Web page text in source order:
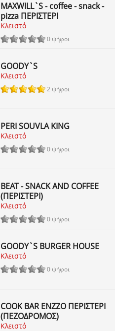
MAXWILL`S - coffee - snack -
pizza ΠΕΡΙΣΤΕΡΙ
Κλειστό
0 ψήφοι
GOODY`S
Κλειστό
2 ψήφοι
PERI SOUVLA KING
Κλειστό
0 ψήφοι
BEAT - SNACK AND COFFEE
(ΠΕΡΙΣΤΕΡΙ)
Κλειστό
0 ψήφοι
GOODY`S BURGER HOUSE
Κλειστό
0 ψήφοι
COOK BAR ENZZO ΠΕΡΙΣΤΕΡΙ
(ΠΕΖΟΔΡΟΜΟΣ)
Κλειστό